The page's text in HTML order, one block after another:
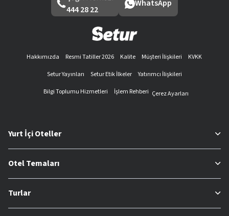
444 28 22
WhatsApp
Hakkımızda Resmi Tatiller 2026 Kalite Müşteri İlişkileri
KVKK
Setur Yayınları
Setur Etik İlkeler
Yatırımcı İlişkileri
Bilgi Toplumu Hizmetleri
İşlem Rehberi Çerez Ayarları
Yurt İçi Oteller
Otel Temaları
Turlar